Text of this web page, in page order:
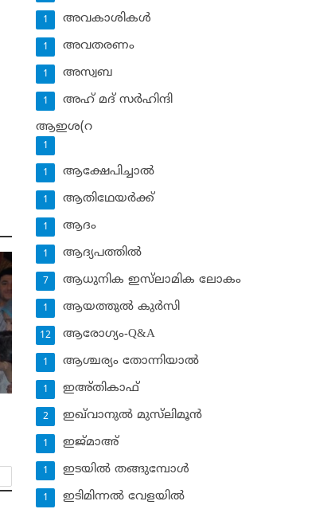
അവകാശികള്‍
1
അവതരണം
1
അസ്വബ
1
അഹ് മദ് സര്‍ഹിന്ദി
1
ആഇശ(റ
1
ആക്ഷേപിച്ചാല്‍
1
ആതിഥേയര്‍ക്ക്
1
ആദം
1
ആദ്യപത്തില്‍
1
ആധുനിക ഇസ്‌ലാമിക ലോകം
7
ആയത്തുല്‍ കുര്‍സി
1
ആരോഗ്യം-Q&A
12
ആശ്ചര്യം തോന്നിയാല്‍
1
ഇഅ്തികാഫ്‌
1
ഇഖ്‌വാനുല്‍ മുസ്‌ലിമൂന്‍
2
ഇജ്മാഅ്
1
ഇടയില്‍ തങ്ങുമ്പോള്‍
1
ഇടിമിന്നല്‍ വേളയില്‍
1